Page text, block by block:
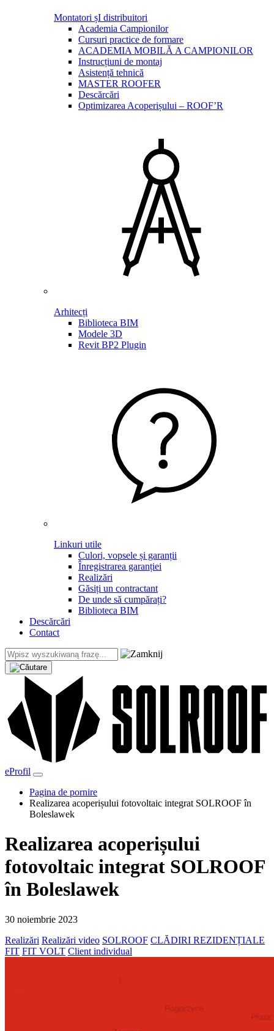
Montatori șI distribuitori
Academia Campionilor
Cursuri practice de formare
ACADEMIA MOBILĂ A CAMPIONILOR
Instrucțiuni de montaj
Asistență tehnică
MASTER ROOFER
Descărcări
Optimizarea Acoperișului – ROOF’R
Arhitecți
Biblioteca BIM
Modele 3D
Revit BP2 Plugin
Linkuri utile
Culori, vopsele și garanții
Înregistrarea garanției
Realizări
Găsiți un contractant
De unde să cumpărați?
Biblioteca BIM
Descărcări
Contact
eProfil
Pagina de pornire
Realizarea acoperișului fotovoltaic integrat SOLROOF în
Boleslawek
Realizarea acoperișului
fotovoltaic integrat SOLROOF
în Boleslawek
30 noiembrie 2023
Realizări Realizări video SOLROOF CLĂDIRI REZIDENȚIALE
FIT FIT VOLT Client individual